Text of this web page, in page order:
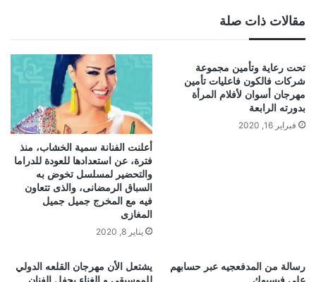
مقالات ذات صلة
تحت رعاية وتأمين مجموعة
شركات فالكون فاعليات تأمين
مهرجان أسوان لأفلام المرأة
بدورته الرابعة
فبراير 16, 2020
أعلنت الفنانة سمية الخشاب، منذ
فترة، عن استعدادها للعودة للدراما
والتحضير لمسلسل تخوض به
السباق الرمضانى، والذى تتعاون
فيه مع المخرج جميل جميل
المغازى
يناير 8, 2020
رسالة من المدفعجيه عبر حسابهم
يشتعل الأن مهرجان القلعه الدولي